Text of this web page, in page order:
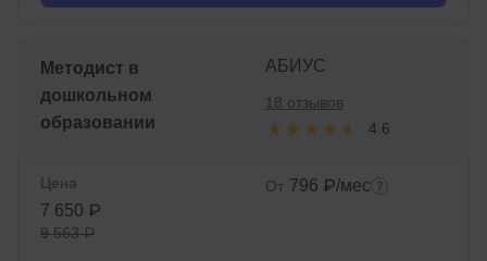
Методист в
дошкольном
образовании
АБИУС
4.6
18 отзывов
Цена
7 650 ₽
9 563 ₽
От 796 ₽/мес